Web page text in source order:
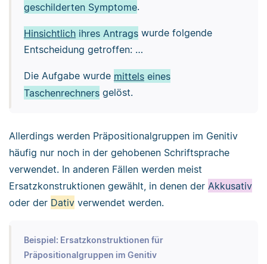
geschilderten Symptome.
Hinsichtlichihres Antragswurde folgende
Entscheidung getroffen: …
Die Aufgabe wurde mittelseines
Taschenrechnersgelöst.
Allerdings werden Präpositionalgruppen im Genitiv
häufig nur noch in der gehobenen Schriftsprache
verwendet. In anderen Fällen werden meist
Ersatzkonstruktionen gewählt, in denen der Akkusativ
oder der Dativ verwendet werden.
Beispiel: Ersatzkonstruktionen für
Präpositionalgruppen im Genitiv